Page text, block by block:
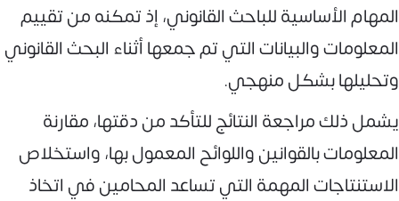
المهام الأساسية للباحث القانوني، إذ تمكنه من تقييم
المعلومات والبيانات التي تم جمعها أثناء البحث القانوني
وتحليلها بشكل منهجي.
يشمل ذلك مراجعة النتائج للتأكد من دقتها، مقارنة
المعلومات بالقوانين واللوائح المعمول بها، واستخلاص
الاستنتاجات المهمة التي تساعد المحامين في اتخاذ